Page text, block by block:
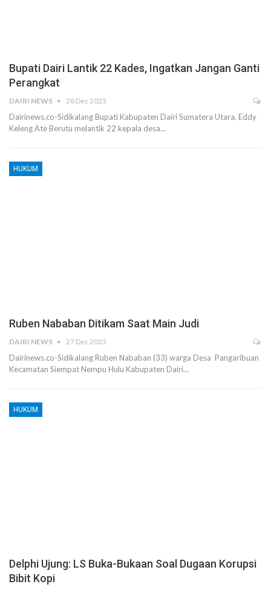
Bupati Dairi Lantik 22 Kades, Ingatkan Jangan Ganti
Perangkat
DAIRI NEWS 28 Dec 2023
Dairinews.co-Sidikalang Bupati Kabupaten Dairi Sumatera Utara, Eddy
Keleng Ate Berutu melantik 22 kepala desa…
HUKUM
Ruben Nababan Ditikam Saat Main Judi
DAIRI NEWS 27 Dec 2023
Dairinews.co-Sidikalang Ruben Nababan (33) warga Desa Pangaribuan
Kecamatan Siempat Nempu Hulu Kabupaten Dairi…
HUKUM
Delphi Ujung: LS Buka-Bukaan Soal Dugaan Korupsi
Bibit Kopi